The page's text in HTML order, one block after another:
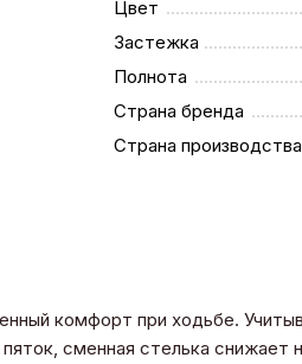
Цвет
Застежка
Полнота
Страна бренда
Страна производства
комфорт при ходьбе.
сменная стелька снижает